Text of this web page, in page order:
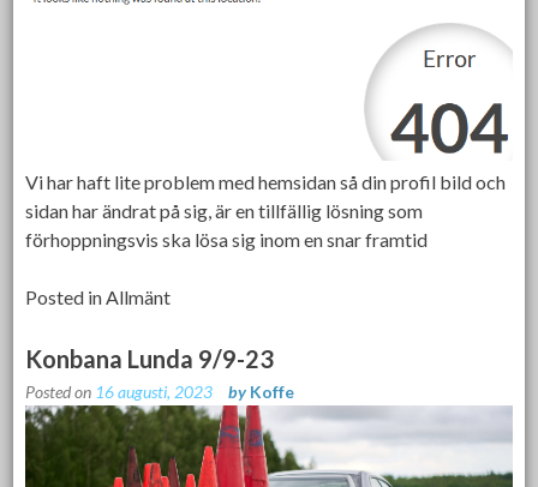
Vi har haft lite problem med hemsidan så din profil bild och
sidan har ändrat på sig, är en tillfällig lösning som
förhoppningsvis ska lösa sig inom en snar framtid
Posted inAllmänt
Konbana Lunda 9/9-23
Posted on 16 augusti, 2023 by Koffe